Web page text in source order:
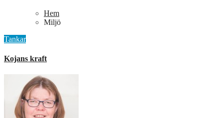
Hem
Miljö
Tankar
Kojans kraft